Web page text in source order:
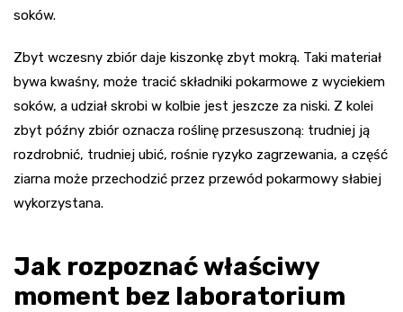
soków.
Zbyt wczesny zbiór daje kiszonkę zbyt mokrą. Taki materiał
bywa kwaśny, może tracić składniki pokarmowe z wyciekiem
soków, a udział skrobi w kolbie jest jeszcze za niski. Z kolei
zbyt późny zbiór oznacza roślinę przesuszoną: trudniej ją
rozdrobnić, trudniej ubić, rośnie ryzyko zagrzewania, a część
ziarna może przechodzić przez przewód pokarmowy słabiej
wykorzystana.
Jak rozpoznać właściwy
moment bez laboratorium